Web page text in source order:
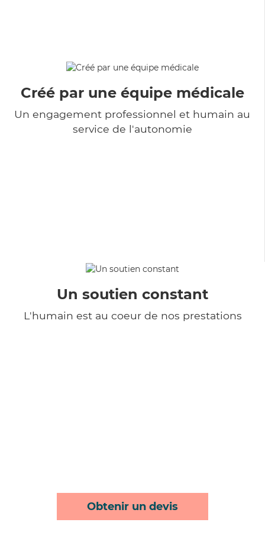
Créé par une équipe médicale
Un engagement professionnel et humain au
service de l'autonomie
Un soutien constant
L'humain est au coeur de nos prestations
Obtenir un devis